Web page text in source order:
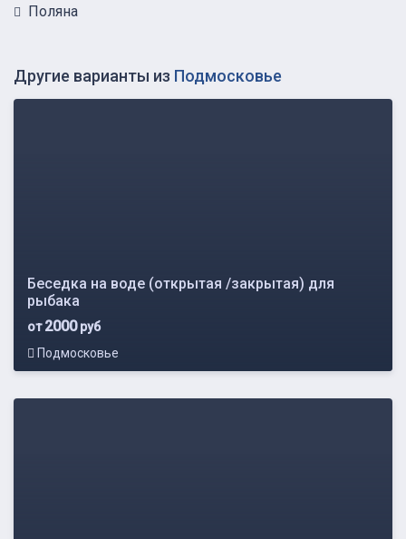
Поляна
Другие варианты из Подмосковье
Беседка на воде (открытая /закрытая) для
рыбака
от2000руб
Подмосковье